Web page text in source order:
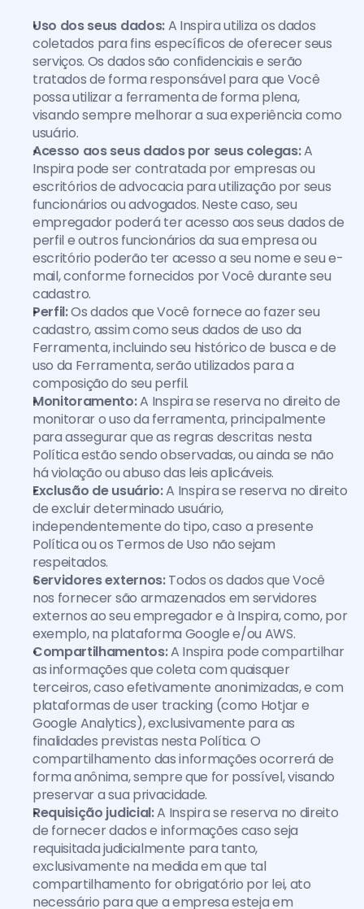
Uso dos seus dados: A Inspira utiliza os dados
coletados para fins específicos de oferecer seus
serviços. Os dados são confidenciais e serão
tratados de forma responsável para que Você
possa utilizar a ferramenta de forma plena,
visando sempre melhorar a sua experiência como
usuário.
Acesso aos seus dados por seus colegas: A
Inspira pode ser contratada por empresas ou
escritórios de advocacia para utilização por seus
funcionários ou advogados. Neste caso, seu
empregador poderá ter acesso aos seus dados de
perfil e outros funcionários da sua empresa ou
escritório poderão ter acesso a seu nome e seu e-
mail, conforme fornecidos por Você durante seu
cadastro.
Perfil: Os dados que Você fornece ao fazer seu
cadastro, assim como seus dados de uso da
Ferramenta, incluindo seu histórico de busca e de
uso da Ferramenta, serão utilizados para a
composição do seu perfil.
Monitoramento: A Inspira se reserva no direito de
monitorar o uso da ferramenta, principalmente
para assegurar que as regras descritas nesta
Política estão sendo observadas, ou ainda se não
há violação ou abuso das leis aplicáveis.
Exclusão de usuário: A Inspira se reserva no direito
de excluir determinado usuário,
independentemente do tipo, caso a presente
Política ou os Termos de Uso não sejam
respeitados.
Servidores externos: Todos os dados que Você
nos fornecer são armazenados em servidores
externos ao seu empregador e à Inspira, como, por
exemplo, na plataforma Google e/ou AWS.
Compartilhamentos: A Inspira pode compartilhar
as informações que coleta com quaisquer
terceiros, caso efetivamente anonimizadas, e com
plataformas de user tracking (como Hotjar e
Google Analytics), exclusivamente para as
finalidades previstas nesta Política. O
compartilhamento das informações ocorrerá de
forma anônima, sempre que for possível, visando
preservar a sua privacidade.
Requisição judicial: A Inspira se reserva no direito
de fornecer dados e informações caso seja
requisitada judicialmente para tanto,
exclusivamente na medida em que tal
compartilhamento for obrigatório por lei, ato
necessário para que a empresa esteja em